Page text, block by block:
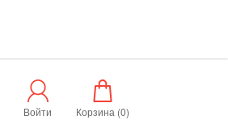
Войти Корзина (0)